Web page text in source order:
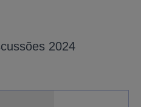
2024